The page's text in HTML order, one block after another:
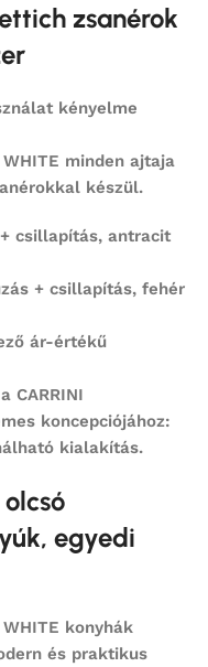
zsanérok
kényelme
WHITE minden ajtaja
készül.
csillapítás, antracit
+ csillapítás, fehér
ár-értékű
CARRINI
koncepciójához:
kialakítás.
egyedi
WHITE konyhák
és praktikus